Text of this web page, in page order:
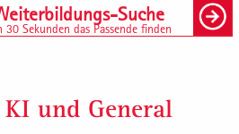
Suche
30 Sekunden das Passende finden
und General